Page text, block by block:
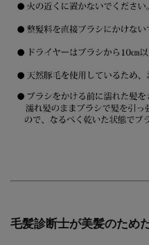
毛髪診断士が美髪のため